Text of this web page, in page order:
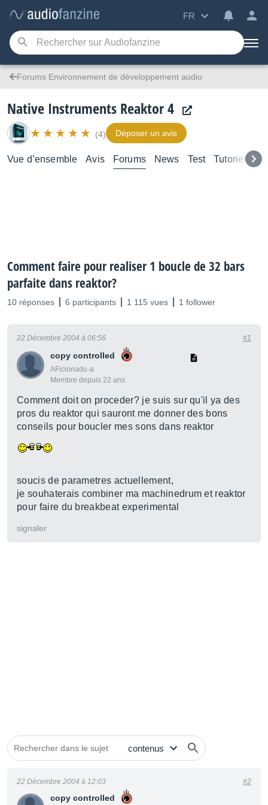
FR
Forums Environnement de développement audio
Native Instruments Reaktor 4
(4) Déposer un avis
Vue d’ensemble Avis Forums News Test Tutoriels
Comment faire pour realiser 1 boucle de 32 bars
parfaite dans reaktor?
10 réponses 6 participants 1 115 vues 1 follower
copy controlled
AFicionado·a
Membre depuis 22 ans
22 Décembre 2004 à 06:56 #1
Comment doit on proceder? je suis sur qu'il ya des
pros du reaktor qui sauront me donner des bons
conseils pour boucler mes sons dans reaktor
soucis de parametres actuellement,
je souhaterais combiner ma machinedrum et reaktor
pour faire du breakbeat experimental
signaler
copy controlled
22 Décembre 2004 à 12:03 #2